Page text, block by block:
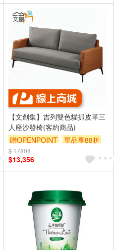
【文創集】吉列雙色貓抓皮革三
人座沙發椅(客約商品)
贈OPENPOINT
單品享88折
$ 17808
$13,356